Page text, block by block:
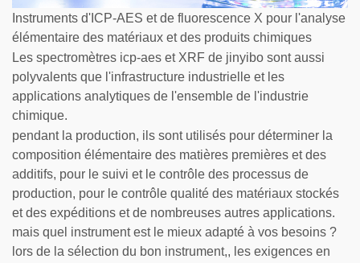
Instruments d'ICP-AES et de fluorescence X pour l'analyse
élémentaire des matériaux et des produits chimiques
Les spectromètres icp-aes et XRF de jinyibo sont aussi
polyvalents que l'infrastructure industrielle et les
applications analytiques de l'ensemble de l'industrie
chimique.
pendant la production, ils sont utilisés pour déterminer la
composition élémentaire des matières premières et des
additifs, pour le suivi et le contrôle des processus de
production, pour le contrôle qualité des matériaux stockés
et des expéditions et de nombreuses autres applications.
mais quel instrument est le mieux adapté à vos besoins ?
lors de la sélection du bon instrument,, les exigences en